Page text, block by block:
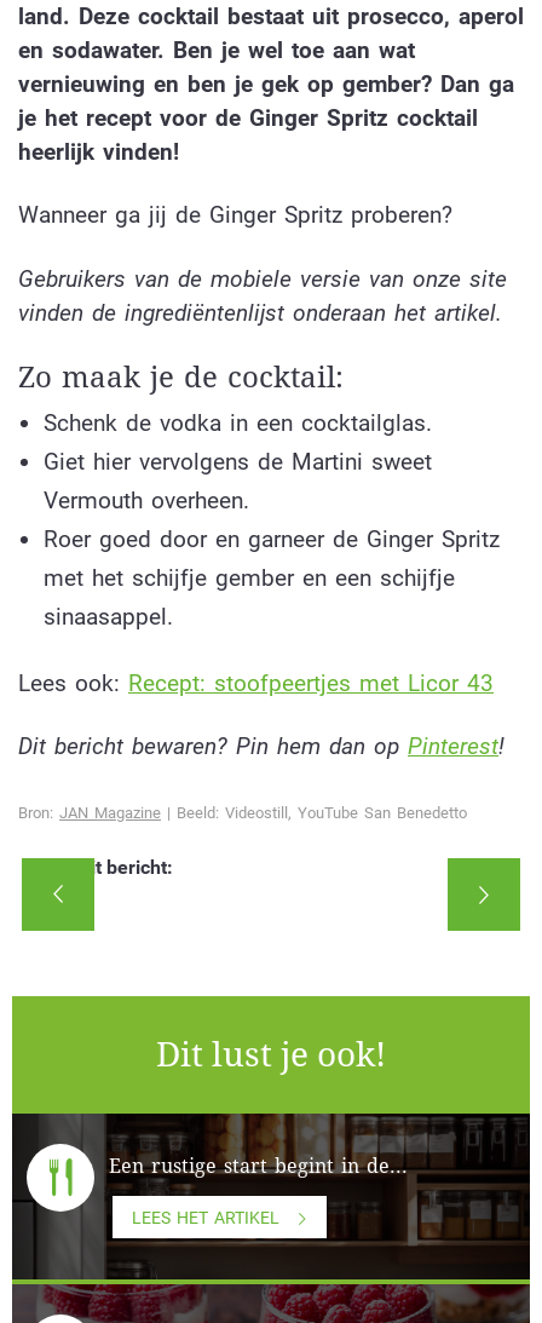
land. Deze cocktail bestaat uit prosecco, aperol
en sodawater. Ben je wel toe aan wat
vernieuwing en ben je gek op gember? Dan ga
je het recept voor de Ginger Spritz cocktail
heerlijk vinden!
Wanneer ga jij de Ginger Spritz proberen?
Gebruikers van de mobiele versie van onze site
vinden de ingrediëntenlijst onderaan het artikel.
Zo maak je de cocktail:
Schenk de vodka in een cocktailglas.
Giet hier vervolgens de Martini sweet
Vermouth overheen.
Roer goed door en garneer de Ginger Spritz
met het schijfje gember en een schijfje
sinaasappel.
Lees ook: Recept: stoofpeertjes met Licor 43
Dit bericht bewaren? Pin hem dan op Pinterest!
Bron: JAN Magazine | Beeld: Videostill, YouTube San Benedetto
Deel dit bericht:
Dit lust je ook!
Een rustige start begint in de...
LEES HET ARTIKEL